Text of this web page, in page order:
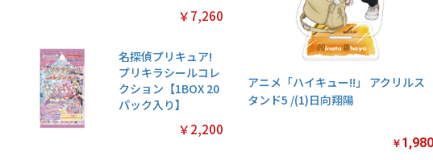
￥7,260
名探偵プリキュア!
プリキラシールコレ
クション【1BOX 20
パック入り】
￥2,200
アニメ「ハイキュー!!」 アクリルス
タンド5 /(1)日向翔陽
￥ 1,980